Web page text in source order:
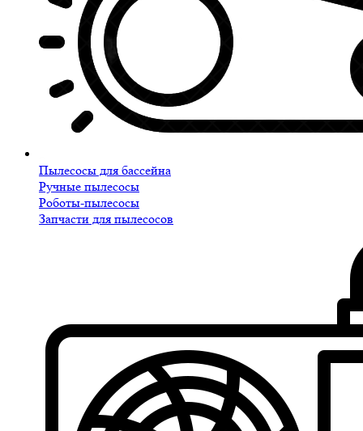
Пылесосы для бассейна
Ручные пылесосы
Роботы-пылесосы
Запчасти для пылесосов